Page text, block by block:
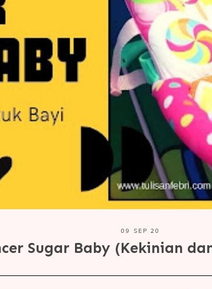
09 SEP 20
Sugar Baby (Kekinian